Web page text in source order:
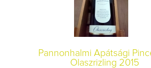
Pannonhalmi Apátsági
Olaszrizling 2015